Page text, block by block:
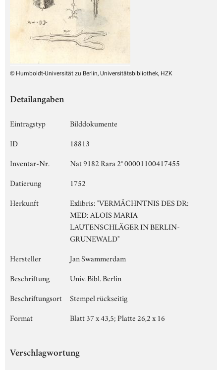
© Humboldt-Universität zu Berlin, Universitätsbibliothek, HZK
Detailangaben
Eintragstyp
Bilddokumente
ID
18813
Inventar-Nr.
Nat 9182 Rara 2° 00001100417455
Datierung
1752
Herkunft
Exlibris: "VERMÄCHNTNIS DES DR:
MED: ALOIS MARIA
LAUTENSCHLÄGER IN BERLIN-
GRUNEWALD"
Hersteller
Jan Swammerdam
Beschriftung
Univ. Bibl. Berlin
Beschriftungsort
Stempel rückseitig
Format
Blatt 37 x 43,5; Platte 26,2 x 16
Verschlagwortung